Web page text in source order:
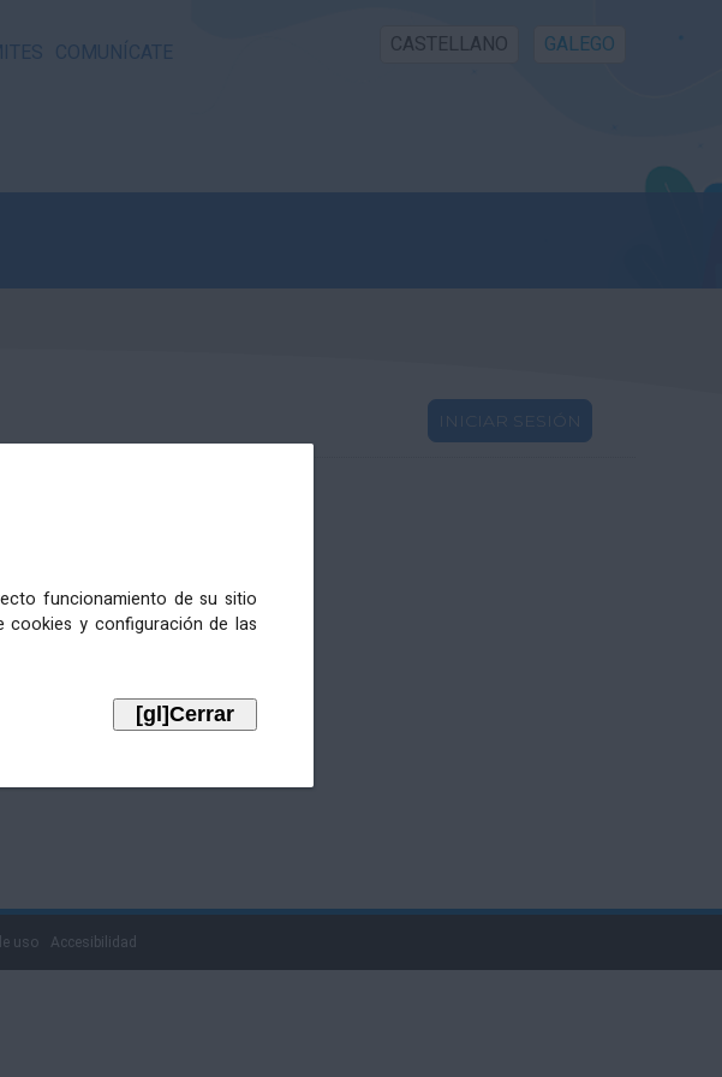
COMUNÍCATE CASTELLANO GALEGO
funcionamiento de su sitio
cookies y configuración de las
INICIAR SESIÓN
uso Accesibilidad